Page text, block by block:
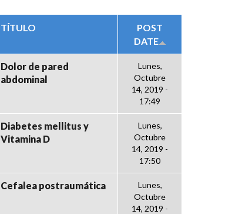
TÍTULO
POST
DATE
Dolor de pared
abdominal
Lunes,
Octubre
14, 2019 -
17:49
Diabetes mellitus y
Vitamina D
Lunes,
Octubre
14, 2019 -
17:50
Cefalea postraumática
Lunes,
Octubre
14, 2019 -